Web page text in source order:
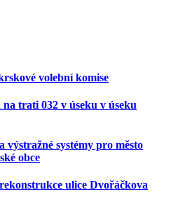
volební komise
trati 032 v úseku v úseku
výstražné systémy pro město
obce
ulice Dvořáčkova